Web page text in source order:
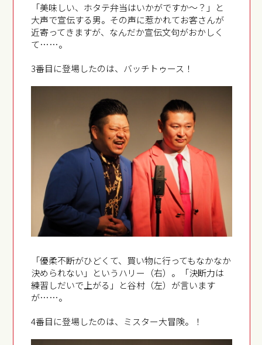
「美味しい、ホタテ弁当はいかがですか～？」と
大声で宣伝する男。その声に惹かれてお客さんが
近寄ってきますが、なんだか宣伝文句がおかしく
て……。
3番目に登場したのは、バッチトゥース！
「優柔不断がひどくて、買い物に行ってもなかなか
決められない」というハリー（右）。「決断力は
練習しだいで上がる」と谷村（左）が言います
が……。
4番目に登場したのは、ミスター大冒険。！